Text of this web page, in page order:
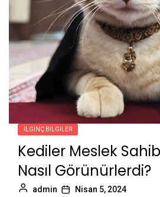
İLGINÇ BILGILER
Kediler Meslek
Nasıl Görünürlerdi?
admin Nisan 5, 2024